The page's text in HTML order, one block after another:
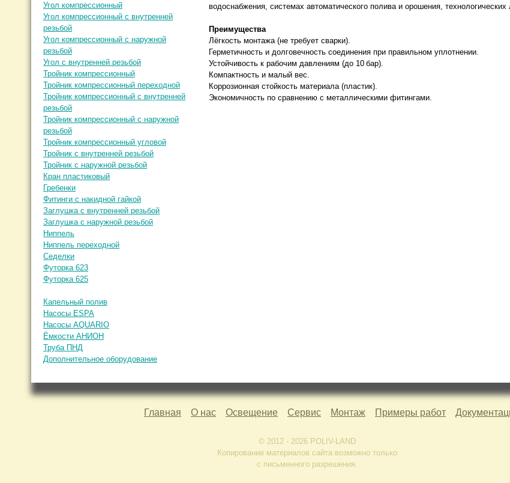
Угол компрессионный
Угол компрессионный с внутренней
резьбой
Угол компрессионный с наружной
резьбой
Угол с внутренней резьбой
Тройник компрессионный
Тройник компрессионный переходной
Тройник компрессионный с внутренней
резьбой
Тройник компрессионный с наружной
резьбой
Тройник компрессионный угловой
Тройник с внутренней резьбой
Тройник с наружной резьбой
Кран пластиковый
Гребенки
Фитинги с накидной гайкой
Заглушка с внутренней резьбой
Заглушка с наружной резьбой
Ниппель
Ниппель переходной
Седелки
Футорка 623
Футорка 625
Капельный полив
Насосы ESPA
Насосы AQUARIO
Ёмкости АНИОН
Труба ПНД
Дополнительное оборудование
водоснабжения, системах автоматического полива и орошения,
Преимущества
Лёгкость монтажа (не требует сварки).
Герметичность и долговечность соединения при правильном уплотнении.
Устойчивость к рабочим давлениям (до 10 бар).
Компактность и малый вес.
Коррозионная стойкость материала (пластик).
Экономичность по сравнению с металлическими фитингами.
Главная О нас Освещение Сервис Монтаж Примеры работ
© 2012 - 2026 POLIV-LAND
Копирование материалов сайта возможно только
с письменного разрешения.